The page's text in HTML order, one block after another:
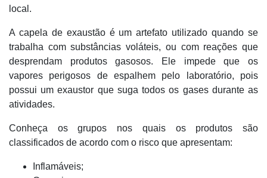
local.
A capela de exaustão é um artefato utilizado quando se
trabalha com substâncias voláteis, ou com reações que
desprendam produtos gasosos. Ele impede que os
vapores perigosos de espalhem pelo laboratório, pois
possui um exaustor que suga todos os gases durante as
atividades.
Conheça os grupos nos quais os produtos são
classificados de acordo com o risco que apresentam:
Inflamáveis;